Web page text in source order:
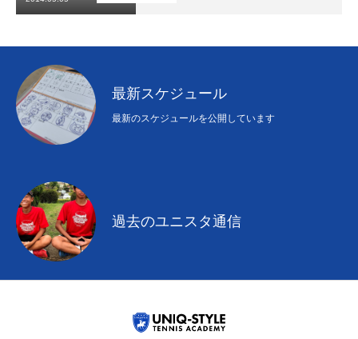
最新スケジュール
最新のスケジュールを公開しています
過去のユニスタ通信